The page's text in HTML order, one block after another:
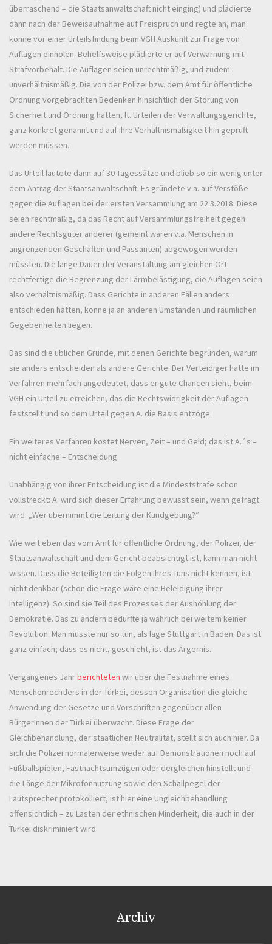
überraschend – die Staatsanwaltschaft nicht einging) und plädierte
dann nach der Beweisaufnahme auf Freispruch und regte an, man
könne vor einer Urteilsfindung beim VGH Auskunft zur Frage von
Auflagen einholen. Behelfsweise plädierte er auf Verwarnung mit
Strafvorbehalt. Die Auflagen seien unrechtmäßig, und zudem
unverhältnismäßig. Die von der Polizei bzw. dem Amt für öffentliche
Ordnung vorgebrachten Bedenken hinsichtlich der Störung von
Sicherheit und Ordnung hätten, lt. Urteilen der Verwaltungsgerichte,
ganz konkret genannt und auf ihre Verhältnismäßigkeit hin geprüft
werden müssen.
Das Urteil lautete dann auf 30 Tagessätze und blieb so ein wenig unter
dem Antrag der Staatsanwaltschaft. Es gründete v.a. auf Verstöße
gegen die Auflagen bei der ersten Versammlung am 22.3.2018. Diese
seien rechtmäßig, da das Recht auf Versammlungsfreiheit gegen
andere Rechtsgüter anderer (gemeint waren v.a. Menschen in
angrenzenden Geschäften und Passanten) abgewogen werden
müssten. Die lange Dauer der Veranstaltung am gleichen Ort
rechtfertige die Begrenzung der Lärmbelästigung, die Auflagen seien
also verhältnismäßig. Dass Gerichte in anderen Fällen anders
entschieden hätten, könne ja an anderen Umständen und räumlichen
Gegebenheiten liegen.
Das sind die üblichen Gründe, mit denen Gerichte begründen, warum
sie anders entscheiden als andere Gerichte. Der Verteidiger hatte im
Verfahren mehrfach angedeutet, dass er gute Chancen sieht, beim
VGH ein Urteil zu erreichen, das die Rechtswidrigkeit der Auflagen
feststellt und so dem Urteil gegen A. die Basis entzöge.
Ein weiteres Verfahren kostet Nerven, Zeit – und Geld; das ist A.´s –
nicht einfache – Entscheidung.
Unabhängig von ihrer Entscheidung ist die Mindeststrafe schon
vollstreckt: A. wird sich dieser Erfahrung bewusst sein, wenn gefragt
wird: „Wer übernimmt die Leitung der Kundgebung?“
Wie weit eben das vom Amt für öffentliche Ordnung, der Polizei, der
Staatsanwaltschaft und dem Gericht beabsichtigt ist, kann man nicht
wissen. Dass die Beteiligten die Folgen ihres Tuns nicht kennen, ist
nicht denkbar (schon die Frage wäre eine Beleidigung ihrer
Intelligenz). So sind sie Teil des Prozesses der Aushöhlung der
Demokratie. Das zu ändern bedürfte ja wahrlich bei weitem keiner
Revolution: Man müsste nur so tun, als läge Stuttgart in Baden. Das ist
ganz einfach; dass es nicht, geschieht, ist das Ärgernis.
Vergangenes Jahrberichteten wir über die Festnahme eines
Menschenrechtlers in der Türkei, dessen Organisation die gleiche
Anwendung der Gesetze und Vorschriften gegenüber allen
BürgerInnen der Türkei überwacht. Diese Frage der
Gleichbehandlung, der staatlichen Neutralität, stellt sich auch hier. Da
sich die Polizei normalerweise weder auf Demonstrationen noch auf
Fußballspielen, Fastnachtsumzügen oder dergleichen hinstellt und
die Länge der Mikrofonnutzung sowie den Schallpegel der
Lautsprecher protokolliert, ist hier eine Ungleichbehandlung
offensichtlich – zu Lasten der ethnischen Minderheit, die auch in der
Türkei diskriminiert wird.
Archiv